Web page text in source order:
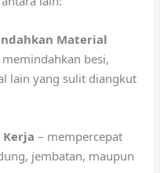
Material
besi,
lain yang sulit diangkut
– mempercepat
jembatan, maupun